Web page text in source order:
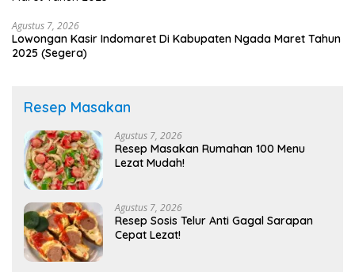
Agustus 7, 2026
Lowongan Kasir Indomaret Di Kabupaten Ngada Maret Tahun
2025 (Segera)
Resep Masakan
Agustus 7, 2026
Resep Masakan Rumahan 100 Menu
Lezat Mudah!
Agustus 7, 2026
Resep Sosis Telur Anti Gagal Sarapan
Cepat Lezat!